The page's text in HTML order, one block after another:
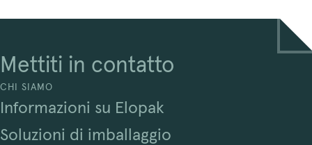
Mettiti in contatto
CHI SIAMO
Informazioni su Elopak
Soluzioni di imballaggio